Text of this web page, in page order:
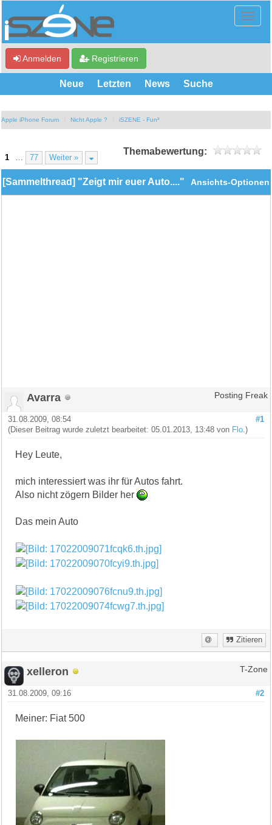
Anmelden Registrieren
Neue Letzten News Suche
Apple iPhone Forum Nicht Apple ? iSZENE - Fun³
1 77 Weiter »
Themabewertung:
Ansichts-Optionen
[Sammelthread] "Zeigt mir euer Auto...."
Avarra Posting Freak
#1
31.08.2009, 08:54
(Dieser Beitrag wurde zuletzt bearbeitet: 05.01.2013, 13:48 von Flo .)
Hey Leute,
mich interessiert was ihr für Autos fahrt.
Also nicht zögern Bilder her
Das mein Auto
Zitieren
xelleron T-Zone
#2
31.08.2009, 09:16
Meiner: Fiat 500